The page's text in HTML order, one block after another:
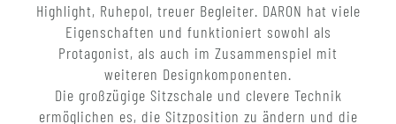
Highlight, Ruhepol, treuer Begleiter. DARON hat viele
Eigenschaften und funktioniert sowohl als
Protagonist, als auch im Zusammenspiel mit
weiteren Designkomponenten.
Die großzügige Sitzschale und clevere Technik
ermöglichen es, die Sitzposition zu ändern und die